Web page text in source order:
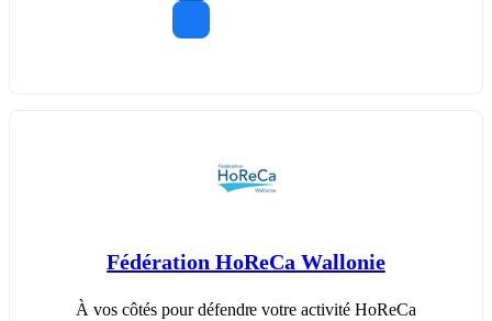
Fédération HoReCa Wallonie
À vos côtés pour défendre votre activité HoReCa